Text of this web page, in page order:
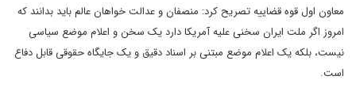
معاون اول قوه قضاییه تصریح کرد: منصفان و عدالت خواهان عالم باید بدانند که
امروز اگر ملت ایران سخنی علیه آمریکا دارد یک سخن و اعلام موضع سیاسی
نیست، بلکه یک اعلام موضع مبتنی بر اسناد دقیق و یک جایگاه حقوقی قابل دفاع
است.